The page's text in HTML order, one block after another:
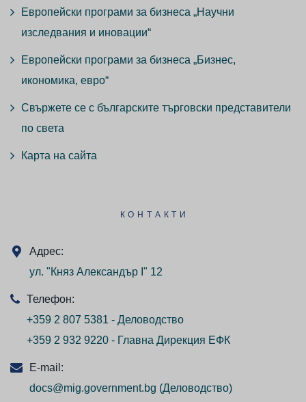
Европейски програми за бизнеса „Научни
изследвания и иновации“
Европейски програми за бизнеса „Бизнес,
икономика, евро“
Свържете се с българските търговски представители
по света
Карта на сайта
КОНТАКТИ
Адрес:
ул. "Княз Александър I" 12
Телефон:
+359 2 807 5381 - Деловодство
+359 2 932 9220 - Главна Дирекция ЕФК
E-mail:
docs@mig.government.bg (Деловодство)